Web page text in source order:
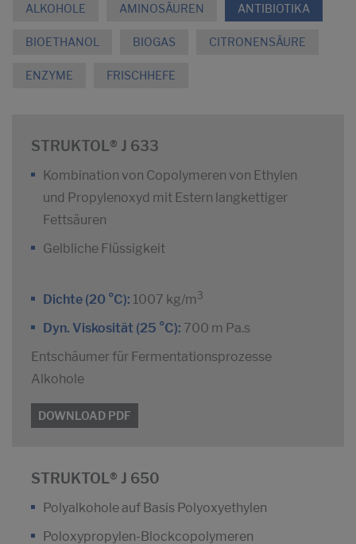
ALKOHOLE AMINOSÄUREN ANTIBIOTIKA
BIOETHANOL BIOGAS CITRONENSÄURE
ENZYME FRISCHHEFE
STRUKTOL® J 633
Kombination von Copolymeren von Ethylen
und Propylenoxyd mit Estern langkettiger
Fettsäuren
Gelbliche Flüssigkeit
Dichte (20 °C): 1007 kg/m 3
Dyn. Viskosität (25 °C): 700 m Pa.s
Entschäumer für Fermentationsprozesse
Alkohole
DOWNLOAD PDF
STRUKTOL® J 650
Polyalkohole auf Basis Polyoxyethylen
Poloxypropylen-Blockcopolymeren